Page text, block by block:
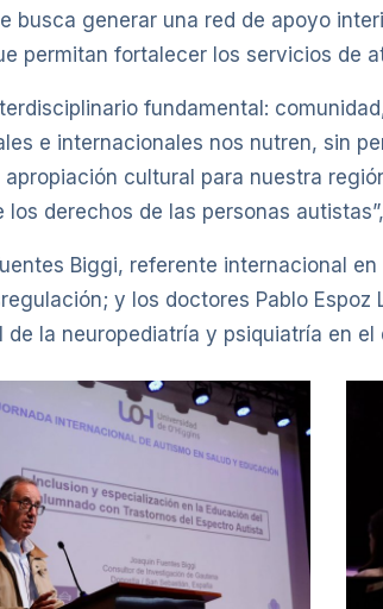
busca generar una red de apoyo
permitan fortalecer los servicios de
fundamental:
e internacionales nos nutren, sin
cultural para nuestra
derechos de las personas
Biggi, referente internacional
y los doctores Pablo Espoz
la neuropediatría y psiquiatría en